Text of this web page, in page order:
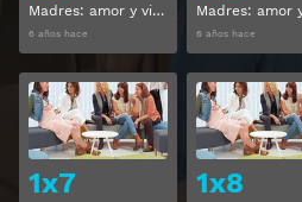
Madres: amor y vida Temporada 1 Capitulo 4
6 años hace 6 años hace
1x7
Ver
1x8